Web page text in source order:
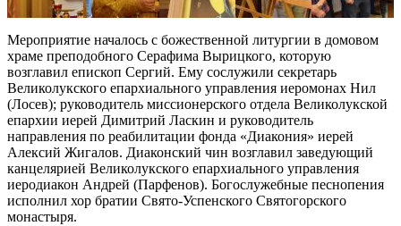
Мероприятие началось с божественной литургии в домовом
храме преподобного Серафима Вырицкого, которую
возглавил епископ Сергий. Ему сослужили секретарь
Великолукского епархиального управления иеромонах Нил
(Лосев); руководитель миссионерского отдела Великолукской
епархии иерей Димитрий Ласкин и руководитель
направления по реабилитации фонда «Диакония» иерей
Алексий Жигалов. Диаконский чин возглавил заведующий
канцелярией Великолукского епархиального управления
иеродиакон Андрей (Парфенов). Богослужебные песнопения
исполнил хор братии Свято-Успенского Святогорского
монастыря.